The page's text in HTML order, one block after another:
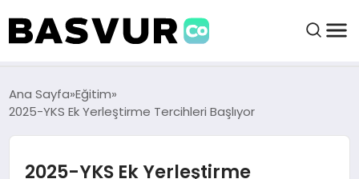
BAŞVURULAR
BAYILIKLER
Ana Sayfa Eğitim
2025-YKS Ek Yerleştirme Tercihleri Başlıyor
2025-YKS Ek Yerleştirme